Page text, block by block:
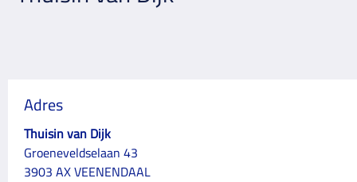
Adres
Thuisin van Dijk
Groeneveldselaan 43
3903 AX VEENENDAAL